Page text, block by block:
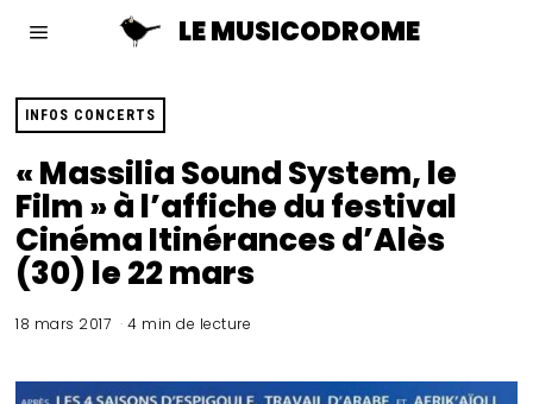
LE MUSICODROME
INFOS CONCERTS
« Massilia Sound System, le
Film » à l’affiche du festival
Cinéma Itinérances d’Alès
(30) le 22 mars
18 mars 2017 4 min de lecture